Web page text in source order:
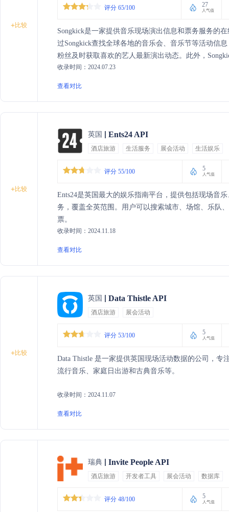
+比较
评分 65/100 27
人气值
Songkick是一家提供音乐现场演出信息和票务服务的
过Songkick查找全球各地的音乐会、音乐节等活动信
粉丝及时获取喜欢的艺人最新演出动态。此外，
受到精彩的现场演出。作为音乐爱好者的贴心助手，
收录时间：2024.07.23
查看对比
+比较
英国 Ents24 API
酒店旅游 生活服务 展会活动 生活娱乐
评分 55/100 5
人气值
Ents24是英国最大的娱乐指南平台，提供包括现场音
务，覆盖全英范围。用户可以搜索城市、场馆、乐队
票。
收录时间：2024.11.18
查看对比
+比较
英国 Data Thistle API
酒店旅游 展会活动
评分 53/100 5
人气值
Data Thistle 是一家提供英国现场活动数据的公司，
流行音乐、家庭日出游和古典音乐等。
收录时间：2024.11.07
查看对比
瑞典 Invite People API
酒店旅游 开发者工具 展会活动 数据库
评分 48/100 5
人气值